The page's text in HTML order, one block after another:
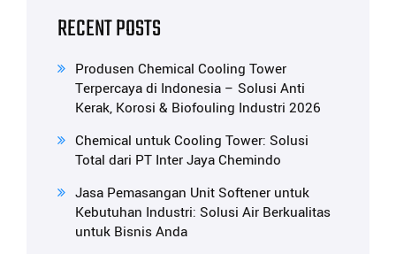
RECENT POSTS
Produsen Chemical Cooling Tower
Terpercaya di Indonesia – Solusi Anti
Kerak, Korosi & Biofouling Industri 2026
Chemical untuk Cooling Tower: Solusi
Total dari PT Inter Jaya Chemindo
Jasa Pemasangan Unit Softener untuk
Kebutuhan Industri: Solusi Air Berkualitas
untuk Bisnis Anda